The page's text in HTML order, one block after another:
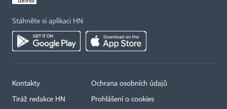
Stáhněte si aplikaci HN
Kontakty
Tiráž redakce HN
Ochrana osobních údajů
Prohlášení o cookies